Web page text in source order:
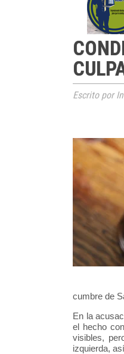
Escrito por
cumbre de
En la
el hecho
visibles,
izquierda,